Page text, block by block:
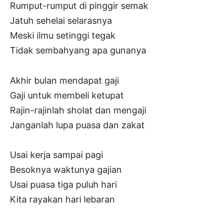
Rumput-rumput di pinggir semak
Jatuh sehelai selarasnya
Meski ilmu setinggi tegak
Tidak sembahyang apa gunanya
Akhir bulan mendapat gaji
Gaji untuk membeli ketupat
Rajin-rajinlah sholat dan mengaji
Janganlah lupa puasa dan zakat
Usai kerja sampai pagi
Besoknya waktunya gajian
Usai puasa tiga puluh hari
Kita rayakan hari lebaran